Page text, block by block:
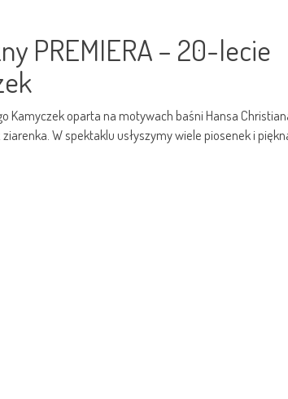
PREMIERA – 20-lecie
Kamyczek oparta na motywach baśni Hansa
W spektaklu usłyszymy wiele piosenek i